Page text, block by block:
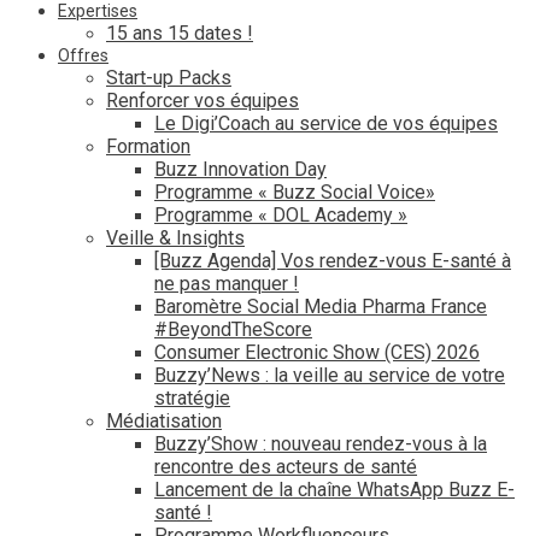
Expertises
15 ans 15 dates !
Offres
Start-up Packs
Renforcer vos équipes
Le Digi’Coach au service de vos équipes
Formation
Buzz Innovation Day
Programme « Buzz Social Voice»
Programme « DOL Academy »
Veille & Insights
[Buzz Agenda] Vos rendez-vous E-santé à
ne pas manquer !
Baromètre Social Media Pharma France
#BeyondTheScore
Consumer Electronic Show (CES) 2026
Buzzy’News : la veille au service de votre
stratégie
Médiatisation
Buzzy’Show : nouveau rendez-vous à la
rencontre des acteurs de santé
Lancement de la chaîne WhatsApp Buzz E-
santé !